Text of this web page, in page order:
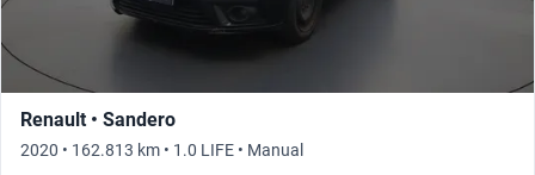
Renault • Sandero
2020 • 162.813 km • 1.0 LIFE • Manual